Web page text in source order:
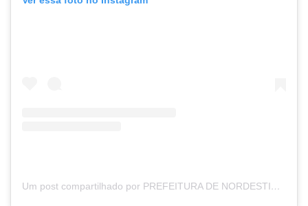
Um post compartilhado por PREFEITURA DE NORDESTINA (@prefeituradenordestina)